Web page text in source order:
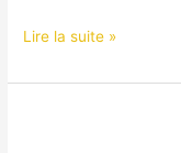
Lire la suite »